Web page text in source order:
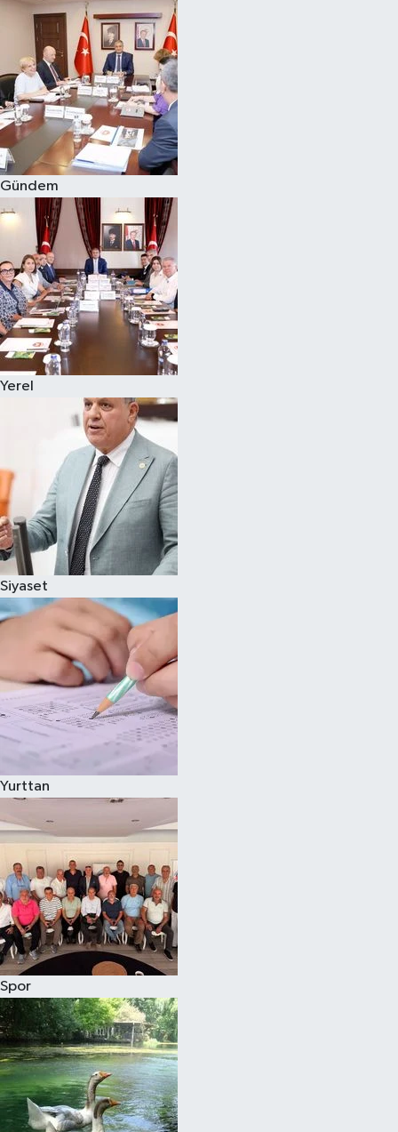
Gündem
Yerel
Siyaset
Yurttan
Spor
Magazin
Özel
Resmi İlanlar
Sağlık
Siyaset
Spor
Yaşam
Yerel Yönetimler
Yurttan